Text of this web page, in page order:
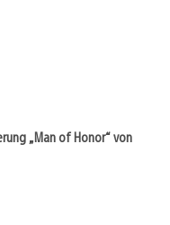
„Man of Honor“ von